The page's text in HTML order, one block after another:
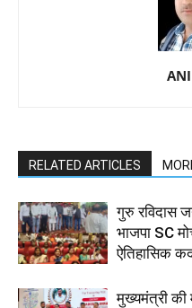
RELATED ARTICLES
गुरु रविदास
भाजपा SC
ऐतिहासिक
मुख्यमंत्री